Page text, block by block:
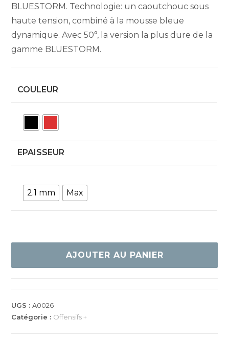
BLUESTORM. Technologie: un caoutchouc sous
haute tension, combiné à la mousse bleue
dynamique. Avec 50°, la version la plus dure de la
gamme BLUESTORM.
COULEUR
EPAISSEUR
2.1 mm Max
quantité
Donic
Turbo
AJOUTER AU PANIER
UGS :A0026
Catégorie : Offensifs +